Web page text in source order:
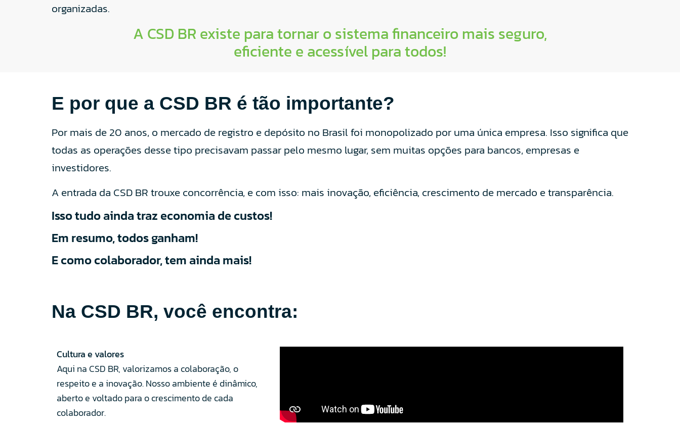
organizadas.
A CSD BR existe para tornar o sistema financeiro mais seguro,
eficiente e acessível para todos!
E por que a CSD BR é tão importante?
Por mais de 20 anos, o mercado de registro e depósito no Brasil foi monopolizado por uma única empresa. Isso significa que
todas as operações desse tipo precisavam passar pelo mesmo lugar, sem muitas opções para bancos, empresas e
investidores.
A entrada da CSD BR trouxe concorrência, e com isso: mais inovação, eficiência, crescimento de mercado e transparência.
Isso tudo ainda traz economia de custos!
Em resumo, todos ganham!
E como colaborador, tem ainda mais!
Na CSD BR, você encontra:
Cultura e valores
Aqui na CSD BR, valorizamos a colaboração, o
respeito e a inovação. Nosso ambiente é dinâmico,
aberto e voltado para o crescimento de cada
colaborador.